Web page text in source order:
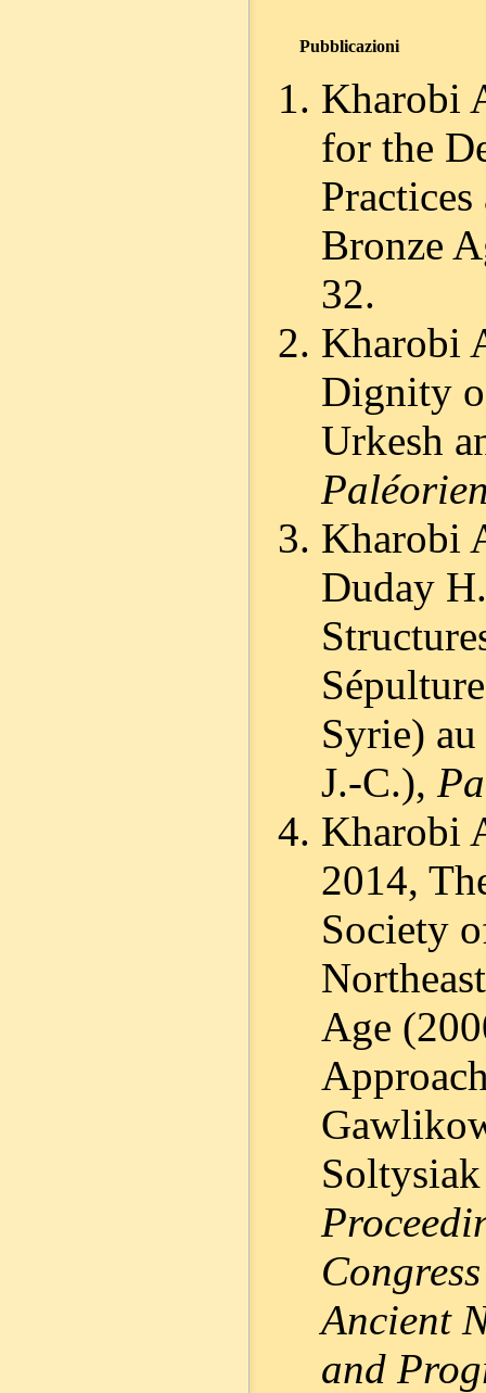
Pubblicazioni
Kharobi
for the
Bronze
32.
Kharobi
Dignity
Urkesh
Kharobi
Duday
Syrie)
J.-C.),
Kharobi
2014,
Society
Age
Ancient
and